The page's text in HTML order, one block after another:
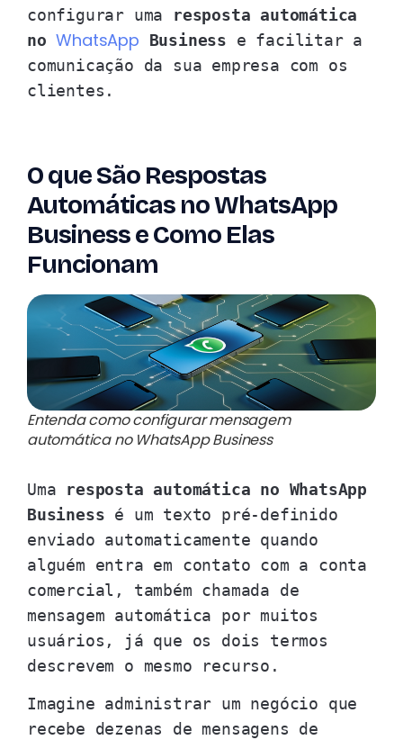
configurar uma resposta automática
noWhatsApp Business e facilitar a
comunicação da sua empresa com os
clientes.
O que São Respostas
Automáticas no WhatsApp
Business e Como Elas
Funcionam
Entenda como configurar mensagem
automática no WhatsApp Business
Uma resposta automática no WhatsApp
Business é um texto pré-definido
enviado automaticamente quando
alguém entra em contato com a conta
comercial, também chamada de
mensagem automática por muitos
usuários, já que os dois termos
descrevem o mesmo recurso.
Imagine administrar um negócio que
recebe dezenas de mensagens de